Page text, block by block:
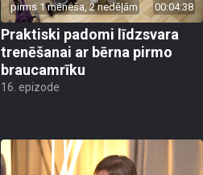
pirms 1 mēneša, 2 nedēļām 00:04:38
Praktiski padomi līdzsvara
trenēšanai ar bērna pirmo
braucamrīku
16. epizode